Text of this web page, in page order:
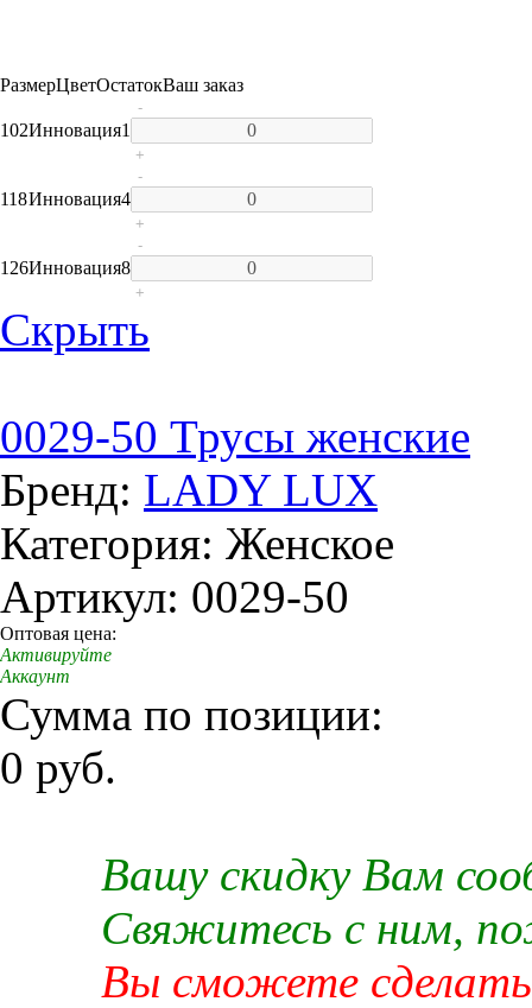
РазмерЦветОстатокВаш заказ
102Инновация1
-
+
118Инновация4
-
+
126Инновация8
-
+
Скрыть
0029-50 Трусы женские
Бренд: LADY LUX
Категория: Женское
Артикул: 0029-50
Оптовая цена:
Активируйте
Аккаунт
Сумма по позиции:
0 руб.
Вашу скидку Вам
Свяжитесь с ним,
Вы сможете сделать